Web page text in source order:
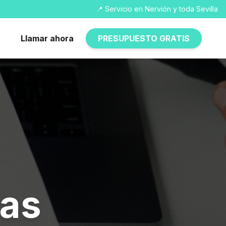
📍 Servicio en Nervión y toda Sevilla
Llamar ahora PRESUPUESTO GRATIS